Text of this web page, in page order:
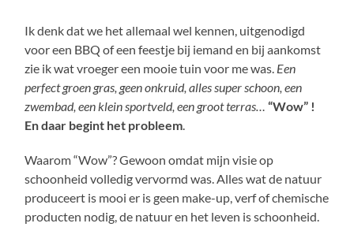
Ik denk dat we het allemaal wel kennen, uitgenodigd
voor een BBQ of een feestje bij iemand en bij aankomst
zie ik wat vroeger een mooie tuin voor me was. Een
perfect groen gras, geen onkruid, alles super schoon, een
zwembad, een klein sportveld, een groot terras… “Wow” !
En daar begint het probleem.
Waarom “Wow”? Gewoon omdat mijn visie op
schoonheid volledig vervormd was. Alles wat de natuur
produceert is mooi er is geen make-up, verf of chemische
producten nodig, de natuur en het leven is schoonheid.